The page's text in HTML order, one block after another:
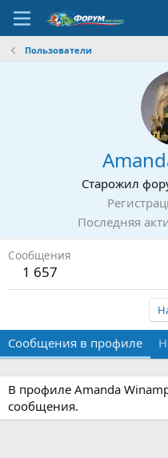
Пользователи
Старожил
Последняя
Сообщения
1 657
Сообщения в профиле
В профиле Amanda
сообщения.